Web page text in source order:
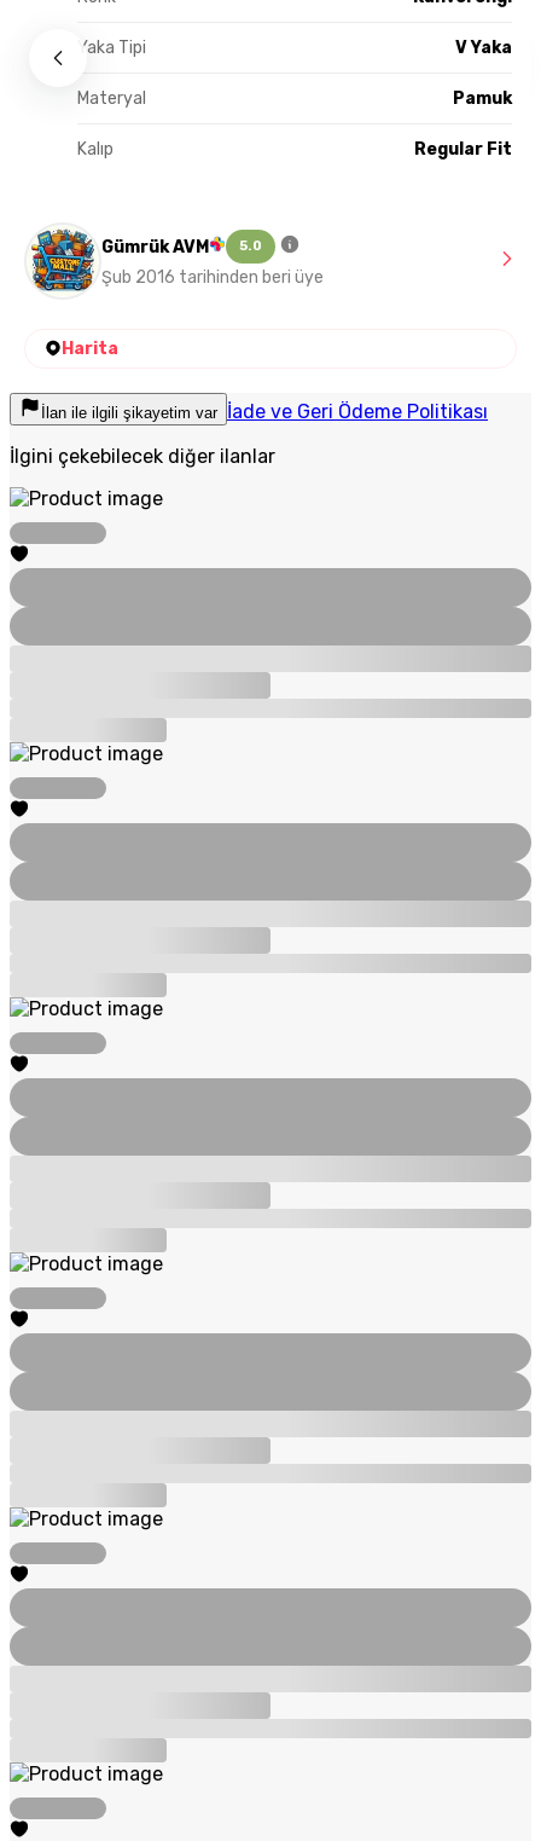
Yaka Tipi V Yaka
Materyal Pamuk
Kalıp Regular Fit
Gümrük AVM 5.0
Şub 2016 tarihinden beri üye
Harita
İlan ile ilgili şikayetim var İade ve Geri Ödeme Politikası
İlgini çekebilecek diğer ilanlar